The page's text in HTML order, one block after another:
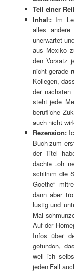
Teil einer
Inhalt:Im
alles
unerwartet
aus Mexiko
den Vorsatz
nicht gerade
Kollegen,
der nächsten
steht jede
berufliche
auch nicht
Rezension:
Buch zum
der Titel
dachte „oh
schlimm die
Goethe“
dann aber
lustig und
Mal
Auf der
Infos über
gefunden,
weil ich
jeden Fall